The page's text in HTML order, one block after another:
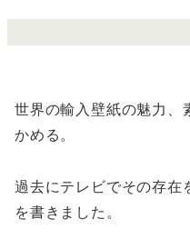
世界の輸入壁紙の魅力、
かめる。
過去にテレビでその存在
を書きました。